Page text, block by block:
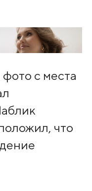
с места
что